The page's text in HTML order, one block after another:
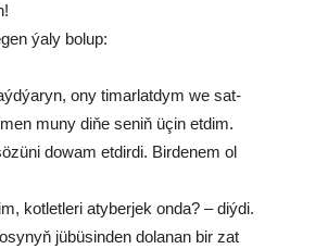
ýa­ly bo­lup:
ony ti­mar­lat­dym we sat­
mu­ny di­ňe se­niň üçin et­dim.
do­wam et­dir­di. Bir­de­nem ol
kot­let­le­ri aty­ber­jek on­da? – diý­di.
jü­bü­sin­den do­la­nan bir zat